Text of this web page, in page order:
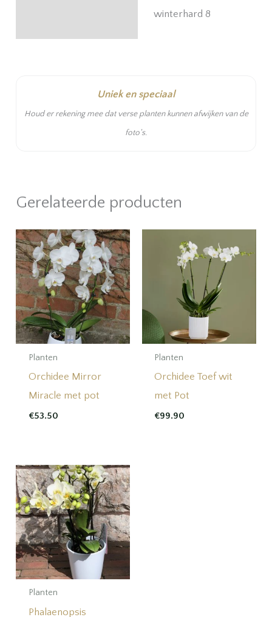
winterhard 8
Uniek en speciaal
Houd er rekening mee dat verse planten kunnen afwijken van de
foto's.
Gerelateerde producten
Planten
Orchidee Mirror
Miracle met pot
€53.50
Planten
Orchidee Toef wit
met Pot
€99.90
Planten
Phalaenopsis